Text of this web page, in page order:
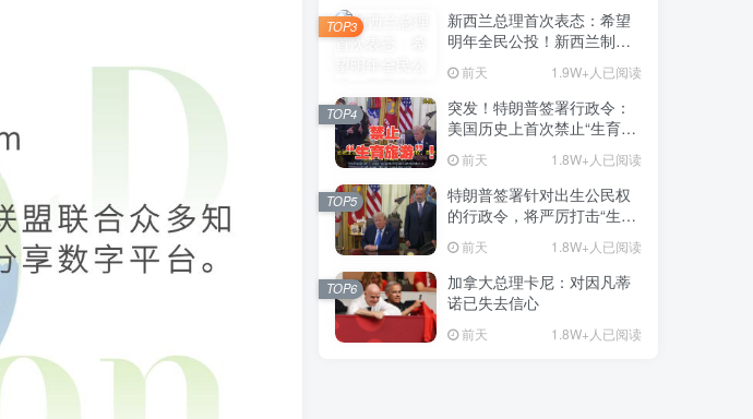
新西兰总理首次表态：希望
明年全民公投！新西兰制度
前天 1.9W+人已阅读
TOP3
突发！特朗普签署行政令：
美国历史上首次禁止“生育旅
前天 1.8W+人已阅读
TOP4
特朗普签署针对出生公民权
的行政令，将严厉打击“生育
前天 1.8W+人已阅读
TOP5
加拿大总理卡尼：对因凡蒂
诺已失去信心
前天 1.8W+人已阅读
TOP6